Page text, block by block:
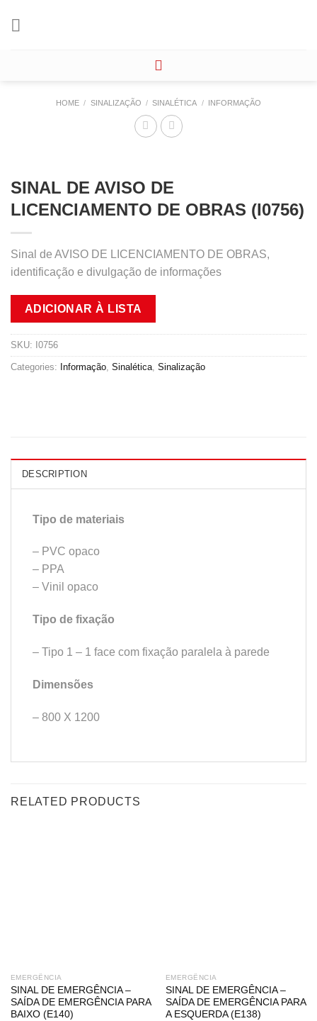
HOME / SINALIZAÇÃO / SINALÉTICA / INFORMAÇÃO
SINAL DE AVISO DE
LICENCIAMENTO DE OBRAS (I0756)
Sinal de AVISO DE LICENCIAMENTO DE OBRAS,
identificação e divulgação de informações
ADICIONAR À LISTA
SKU: I0756
Categories: Informação Sinalética Sinalização
DESCRIPTION
Tipo de materiais
– PVC opaco
– PPA
– Vinil opaco
Tipo de fixação
– Tipo 1 – 1 face com fixação paralela à parede
Dimensões
– 800 X 1200
RELATED PRODUCTS
EMERGÊNCIA
SINAL DE EMERGÊNCIA –
SAÍDA DE EMERGÊNCIA PARA
BAIXO (E140)
EMERGÊNCIA
SINAL DE EMERGÊNCIA –
SAÍDA DE EMERGÊNCIA PARA
A ESQUERDA (E138)